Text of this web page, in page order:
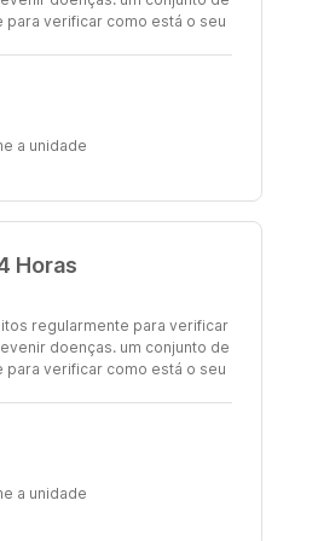
verificar como está o seu
a unidade
Horas
regularmente para verificar
doenças. um conjunto de
verificar como está o seu
a unidade